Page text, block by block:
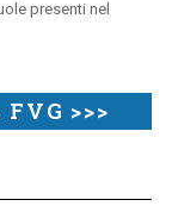
presenti nel
>>>